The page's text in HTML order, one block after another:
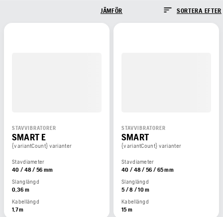
JÄMFÖR SORTERA EFTER
STAVVIBRATORER
SMART E
{variantCount} varianter
Stavdiameter
40 / 48 / 56 mm
Slanglängd
0,36 m
Kabellängd
1,7 m
STAVVIBRATORER
SMART
{variantCount} varianter
Stavdiameter
40 / 48 / 56 / 65 mm
Slanglängd
5 / 8 / 10 m
Kabellängd
15 m